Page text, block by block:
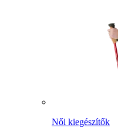
Női kiegészítők